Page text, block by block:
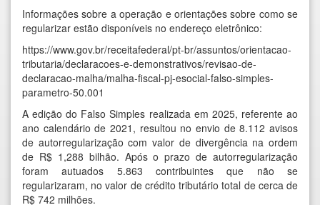
Informações sobre a operação e orientações sobre como se
regularizar estão disponíveis no endereço eletrônico:
https://www.gov.br/receitafederal/pt-br/assuntos/orientacao-
tributaria/declaracoes-e-demonstrativos/revisao-de-
declaracao-malha/malha-fiscal-pj-esocial-falso-simples-
parametro-50.001
A edição do Falso Simples realizada em 2025, referente ao
ano calendário de 2021, resultou no envio de 8.112 avisos
de autorregularização com valor de divergência na ordem
de R$ 1,288 bilhão. Após o prazo de autorregularização
foram autuados 5.863 contribuintes que não se
regularizaram, no valor de crédito tributário total de cerca de
R$ 742 milhões.